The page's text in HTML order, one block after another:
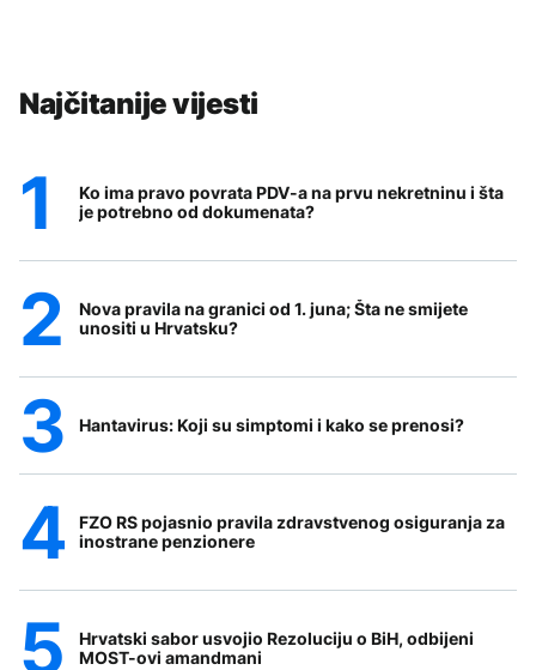
Najčitanije vijesti
Ko ima pravo povrata PDV-a na prvu nekretninu i šta
je potrebno od dokumenata?
Nova pravila na granici od 1. juna; Šta ne smijete
unositi u Hrvatsku?
Hantavirus: Koji su simptomi i kako se prenosi?
FZO RS pojasnio pravila zdravstvenog osiguranja za
inostrane penzionere
Hrvatski sabor usvojio Rezoluciju o BiH, odbijeni
MOST-ovi amandmani